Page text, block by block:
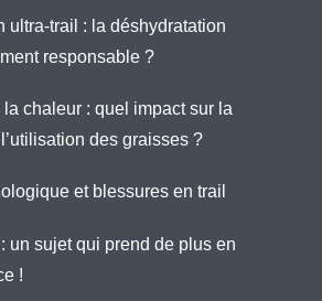
ultra-trail : la déshydratation
responsable ?
chaleur : quel impact sur la
des graisses ?
et blessures en trail
un sujet qui prend de plus en
!